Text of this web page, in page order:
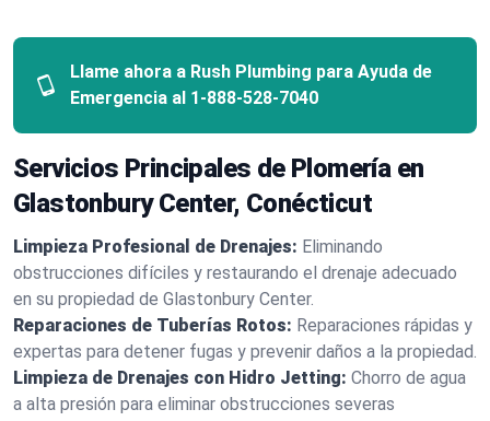
Llame ahora a Rush Plumbing para Ayuda de
Emergencia al 1-888-528-7040
Servicios Principales de Plomería en
Glastonbury Center, Conécticut
Limpieza Profesional de Drenajes: Eliminando
obstrucciones difíciles y restaurando el drenaje adecuado
en su propiedad de Glastonbury Center.
Reparaciones de Tuberías Rotos: Reparaciones rápidas y
expertas para detener fugas y prevenir daños a la propiedad.
Limpieza de Drenajes con Hidro Jetting: Chorro de agua
a alta presión para eliminar obstrucciones severas